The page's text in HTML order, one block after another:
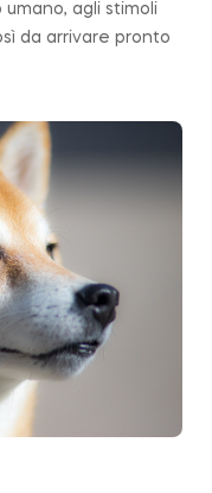
agli stimoli
da arrivare pronto